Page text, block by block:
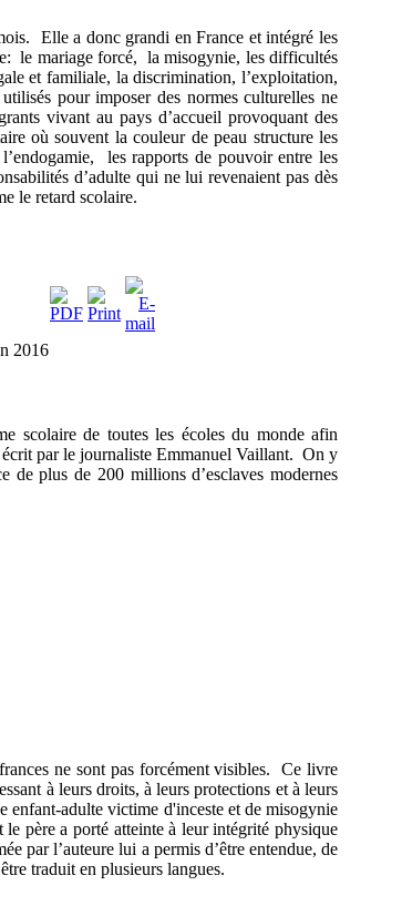
Elle a donc grandi en France et intégré les
le mariage forcé, la misogynie, les difficultés
et familiale, la discrimination, l’exploitation,
pour imposer des normes culturelles ne
vivant au pays d’accueil provoquant des
où souvent la couleur de peau structure les
les rapports de pouvoir entre les
d’adulte qui ne lui revenaient pas dès
le retard scolaire.
2016
scolaire de toutes les écoles du monde afin
écrit par le journaliste Emmanuel Vaillant. On y
de plus de 200 millions d’esclaves modernes
ne sont pas forcément visibles. Ce livre
à leurs droits, à leurs protections et à leurs
enfant-adulte victime d'inceste et de misogynie
père a porté atteinte à leur intégrité physique
par l’auteure lui a permis d’être entendue, de
traduit en plusieurs langues.